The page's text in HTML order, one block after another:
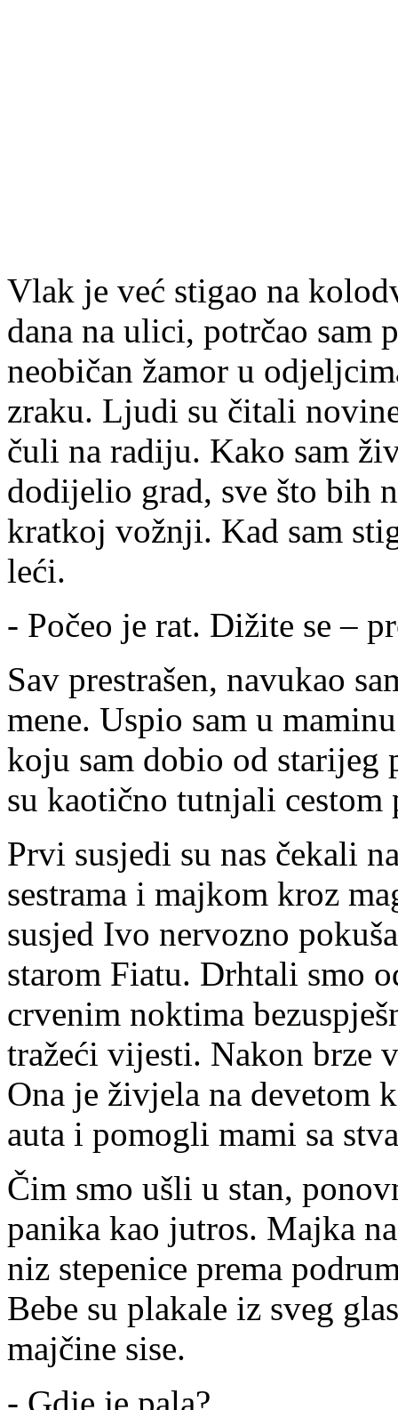
Vlak je već stigao na
dana na ulici, potrčao sam
neobičan žamor u
zraku. Ljudi su čitali
čuli na radiju. Kako sam
dodijelio grad, sve što bih
kratkoj vožnji. Kad sam
leći.
- Počeo je rat. Dižite se –
Sav prestrašen, navukao
mene. Uspio sam u
koju sam dobio od
su kaotično tutnjali cestom
Prvi susjedi su nas čekali
sestrama i majkom kroz
susjed Ivo nervozno
starom Fiatu. Drhtali smo
crvenim noktima
tražeći vijesti. Nakon brze
Ona je živjela na devetom
auta i pomogli mami sa
Čim smo ušli u stan,
panika kao jutros. Majka
niz stepenice prema
Bebe su plakale iz sveg
majčine sise.